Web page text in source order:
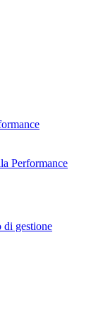
Performance
di gestione